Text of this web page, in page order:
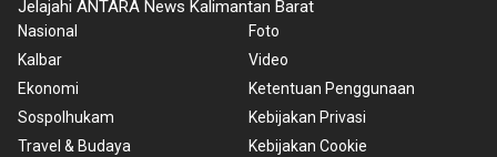
Jelajahi ANTARA News Kalimantan Barat
Nasional
Kalbar
Ekonomi
Sospolhukam
Travel & Budaya
Foto
Video
Ketentuan Penggunaan
Kebijakan Privasi
Kebijakan Cookie